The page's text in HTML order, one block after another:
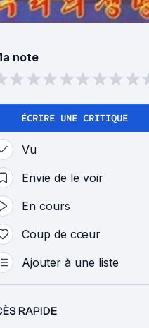
note
ÉCRIRE UNE CRITIQUE
Vu
Envie de le voir
En cours
Coup de cœur
Ajouter à une liste
RAPIDE